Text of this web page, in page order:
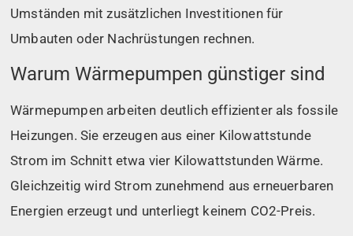
Umständen mit zusätzlichen Investitionen für
Umbauten oder Nachrüstungen rechnen.
Warum Wärmepumpen günstiger sind
Wärmepumpen arbeiten deutlich effizienter als fossile
Heizungen. Sie erzeugen aus einer Kilowattstunde
Strom im Schnitt etwa vier Kilowattstunden Wärme.
Gleichzeitig wird Strom zunehmend aus erneuerbaren
Energien erzeugt und unterliegt keinem CO2-Preis.